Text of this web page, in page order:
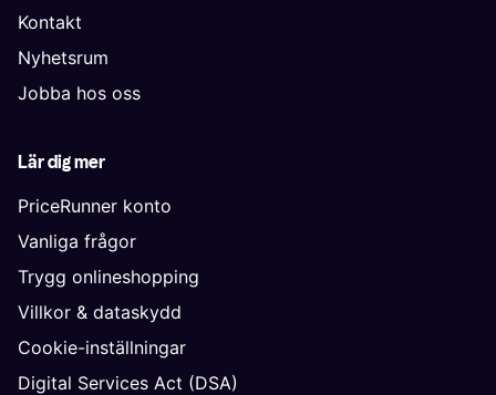
Kontakt
Nyhetsrum
Jobba hos oss
Lär dig mer
PriceRunner konto
Vanliga frågor
Trygg onlineshopping
Villkor & dataskydd
Cookie-inställningar
Digital Services Act (DSA)